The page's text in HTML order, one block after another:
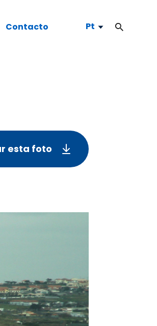
Contacto Pt
esta foto